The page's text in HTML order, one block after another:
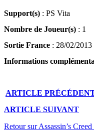
Support(s) : PS Vita
Nombre de Joueur(s) : 1
Sortie France : 28/02/2013
Informations
ARTICLE
ARTICLE SUIVANT
Retour sur Assassin’s